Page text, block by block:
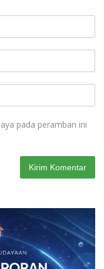
pada peramban ini